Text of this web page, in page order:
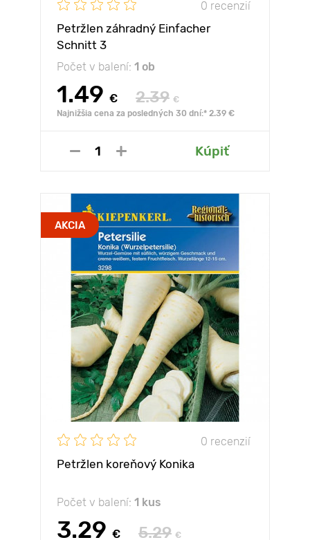
0 recenzií
Petržlen záhradný Einfacher
Schnitt 3
Počet v balení: 1 ob
1.49 € 2.39 €
Najnižšia cena za posledných 30 dní:* 2.39 €
Kúpiť
AKCIA
0 recenzií
Petržlen koreňový Konika
Počet v balení: 1 kus
3.29 € 5.29 €